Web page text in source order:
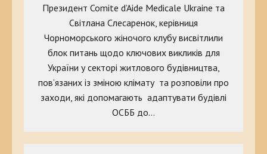
Президент Comite d’Aide Medicale Ukraine та
Світлана Слесаренок, керівниця
Чорноморського жіночого клубу висвітлили
блок питань щодо ключових викликів для
України у секторі житлового будівництва,
пов’язаних із зміною клімату та розповіли про
заходи, які допомагають адаптувати будівлі
ОСББ до…